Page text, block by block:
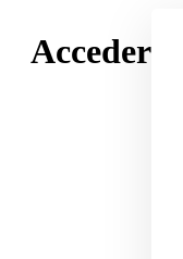
Acceder